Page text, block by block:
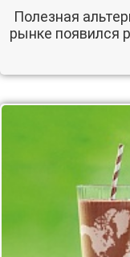
Полезная
рынке появился